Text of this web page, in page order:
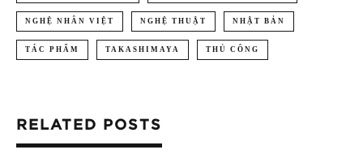
NGHỆ NHÂN VIỆT NGHỆ THUẬT NHẬT BẢN
TÁC PHẨM TAKASHIMAYA THỦ CÔNG
RELATED POSTS